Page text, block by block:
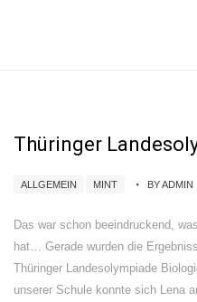
Thüringer
ALLGEMEIN MINT BY ADMIN
Das war schon beeindruckend,
hat… Gerade wurden die
Thüringer Landesolympiade
unserer Schule konnte sich Lena